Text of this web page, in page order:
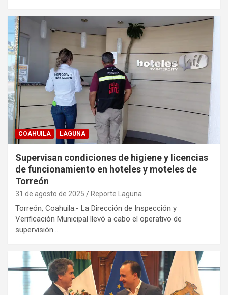
COAHUILA LAGUNA
Supervisan condiciones de higiene y licencias
de funcionamiento en hoteles y moteles de
Torreón
31 de agosto de 2025 Reporte Laguna
Torreón, Coahuila.- La Dirección de Inspección y
Verificación Municipal llevó a cabo el operativo de
supervisión…